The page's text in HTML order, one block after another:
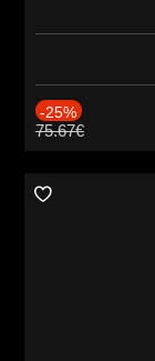
-25%
75.67€